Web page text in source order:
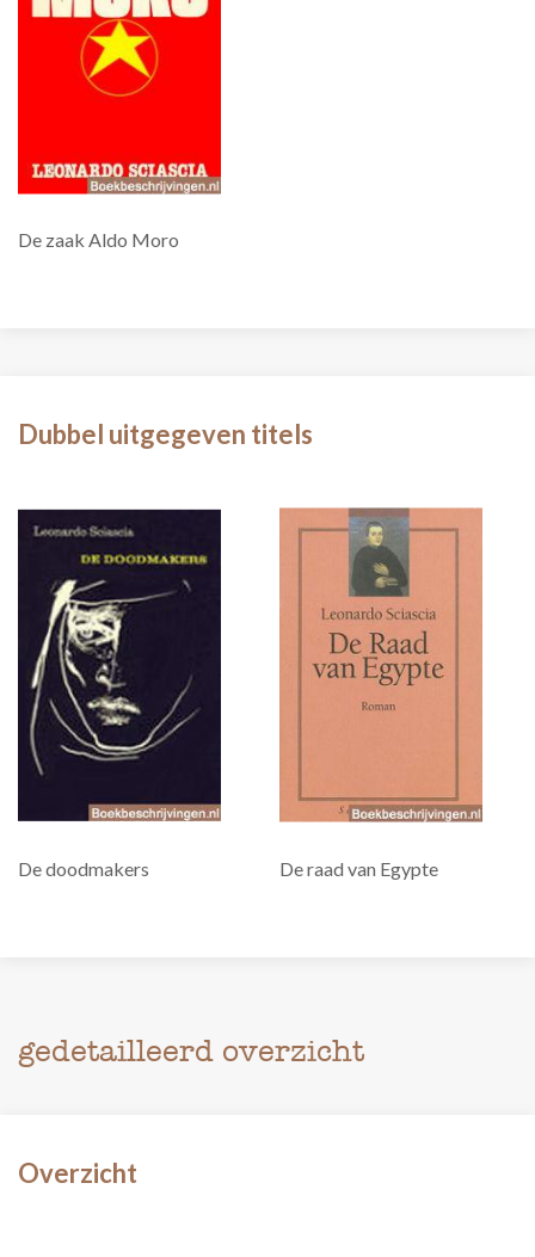
De zaak Aldo Moro
Dubbel uitgegeven titels
De doodmakers De raad van Egypte
gedetailleerd overzicht
Overzicht